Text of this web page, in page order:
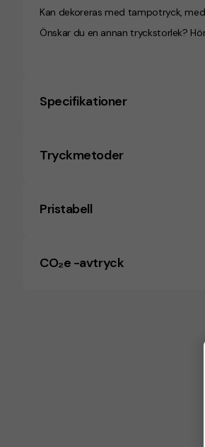
Kan dekoreras med tampotryck,
Önskar du en annan tryckstorlek?
Specifikationer
Tryckmetoder
Pristabell
CO₂e -avtryck